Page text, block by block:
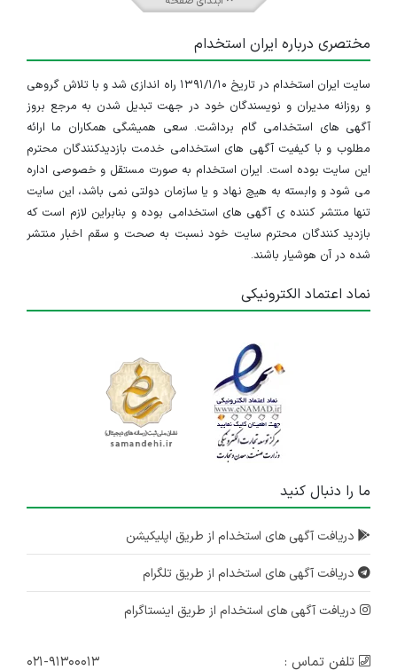
مختصری درباره ایران استخدام
سایت ایران استخدام در تاریخ ۱۳۹۱/۱/۱۰ راه اندازی شد و با تلاش گروهی
و روزانه مدیران و نویسندگان خود در جهت تبدیل شدن به مرجع بروز
آگهی های استخدامی گام برداشت. سعی همیشگی همکاران ما ارائه
مطلوب و با کیفیت آگهی های استخدامی خدمت بازدیدکنندگان محترم
این سایت بوده است. ایران استخدام به صورت مستقل و خصوصی اداره
می شود و وابسته به هیچ نهاد و یا سازمان دولتی نمی باشد، این سایت
تنها منتشر کننده ی آگهی های استخدامی بوده و بنابراین لازم است که
بازدید کنندگان محترم سایت خود نسبت به صحت و سقم اخبار منتشر
شده در آن هوشیار باشند.
نماد اعتماد الکترونیکی
ما را دنبال کنید
دریافت آگهی های استخدام از طریق اپلیکیشن
دریافت آگهی های استخدام از طریق تلگرام
دریافت آگهی های استخدام از طریق اینستاگرام
تلفن تماس : ۰۲۱-۹۱۳۰۰۰۱۳